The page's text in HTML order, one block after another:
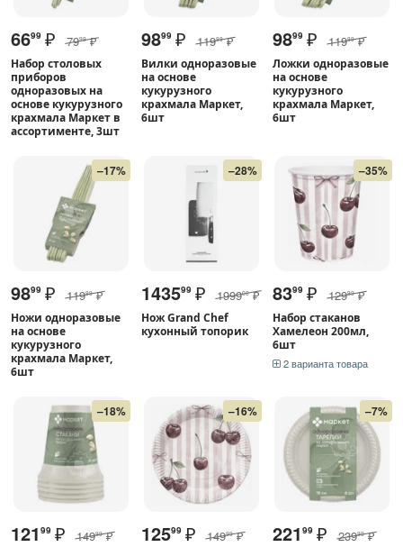
6699 ₽ 7999 ₽
Набор столовых
приборов
одноразовых на
основе кукурузного
крахмала Маркет в
ассортименте, 3шт
9899 ₽ 11999 ₽
Вилки одноразовые
на основе
кукурузного
крахмала Маркет,
6шт
9899 ₽ 11999 ₽
Ложки одноразовые
на основе
кукурузного
крахмала Маркет,
6шт
–17%
9899 ₽ 11999 ₽
Ножи одноразовые
на основе
кукурузного
крахмала Маркет,
6шт
–28%
143599 ₽ 199900 ₽
Нож Grand Chef
кухонный топорик
–35%
8399 ₽ 12999 ₽
Набор стаканов
Хамелеон 200мл,
6шт
2 варианта товара
–18%
121 99 ₽ 14999 ₽
–16%
12599 ₽ 14999 ₽
–7%
221 99 ₽ 23999 ₽